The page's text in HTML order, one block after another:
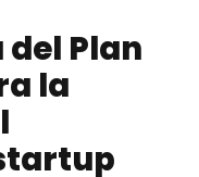
Plan
la